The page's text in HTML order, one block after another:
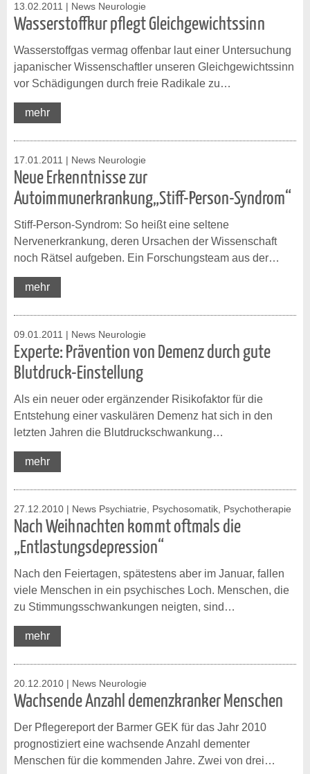
13.02.2011 | News Neurologie
Wasserstoffkur pflegt Gleichgewichtssinn
Wasserstoffgas vermag offenbar laut einer Untersuchung
japanischer Wissenschaftler unseren Gleichgewichtssinn
vor Schädigungen durch freie Radikale zu…
mehr
17.01.2011 | News Neurologie
Neue Erkenntnisse zur
Autoimmunerkrankung„Stiff-Person-Syndrom“
Stiff-Person-Syndrom: So heißt eine seltene
Nervenerkrankung, deren Ursachen der Wissenschaft
noch Rätsel aufgeben. Ein Forschungsteam aus der…
mehr
09.01.2011 | News Neurologie
Experte: Prävention von Demenz durch gute
Blutdruck-Einstellung
Als ein neuer oder ergänzender Risikofaktor für die
Entstehung einer vaskulären Demenz hat sich in den
letzten Jahren die Blutdruckschwankung…
mehr
27.12.2010 | News Psychiatrie, Psychosomatik, Psychotherapie
Nach Weihnachten kommt oftmals die
„Entlastungsdepression“
Nach den Feiertagen, spätestens aber im Januar, fallen
viele Menschen in ein psychisches Loch. Menschen, die
zu Stimmungsschwankungen neigten, sind…
mehr
20.12.2010 | News Neurologie
Wachsende Anzahl demenzkranker Menschen
Der Pflegereport der Barmer GEK für das Jahr 2010
prognostiziert eine wachsende Anzahl dementer
Menschen für die kommenden Jahre. Zwei von drei…